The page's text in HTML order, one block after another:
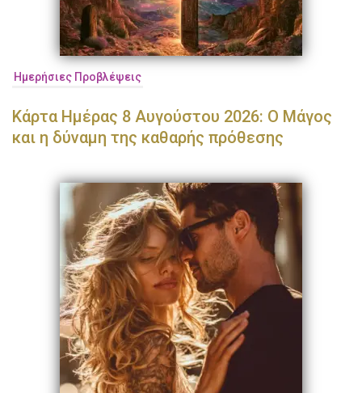
Ημερήσιες Προβλέψεις
Κάρτα Ημέρας 8 Αυγούστου 2026: Ο Μάγος
και η δύναμη της καθαρής πρόθεσης